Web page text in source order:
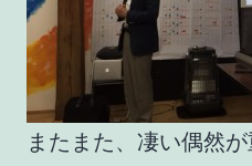
またまた、凄い偶然が